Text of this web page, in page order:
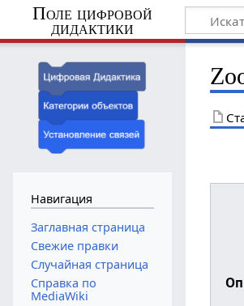
Поле цифровой
дидактики
Навигация
Заглавная страница
Свежие правки
Случайная страница
Справка по
MediaWiki